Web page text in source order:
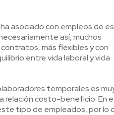
asociado con empleos de
así, muchos
más flexibles y con
entre vida laboral y vida
temporales es
relación costo-beneficio. En
tipo de empleados, por lo